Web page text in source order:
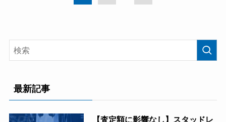
最新記事
【査定額に影響なし】スタッドレ